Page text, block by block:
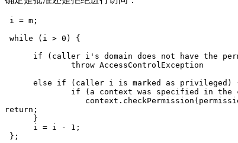
i = m;
while (i > 0) {
if (caller i's domain does not have the
              throw AccessControlException
else if (caller i is marked as privileged)
if (a context was specified in the
return;
      }
      i = i - 1;
};